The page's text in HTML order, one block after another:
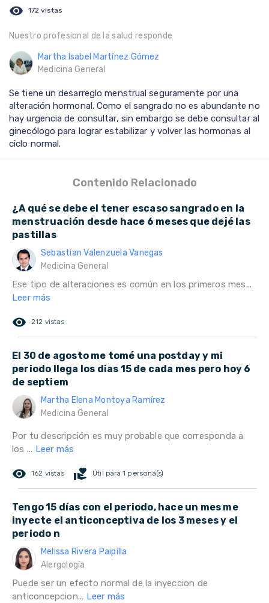
visibility 172 vistas
Nuestro profesional de la salud responde
Martha Isabel Martínez Gómez
Medicina General
Se tiene un desarreglo menstrual seguramente por una
alteración hormonal. Como el sangrado no es abundante no
hay urgencia de consultar, sin embargo se debe consultar al
ginecólogo para lograr estabilizar y volver las hormonas al
ciclo normal.
Contenido Relacionado
¿A qué se debe el tener escaso sangrado en la
menstruación desde hace 6 meses que dejé las
pastillas
Sebastian Valenzuela Vanegas
Medicina General
Ese tipo de alteraciones es común en los primeros mes...
Leer más
remove_red_eye 212 vistas
El 30 de agosto me tomé una postday y mi
periodo llega los dias 15 de cada mes pero hoy 6
de septiem
Martha Elena Montoya Ramírez
Medicina General
Por tu descripción es muy probable que corresponda a
los ... Leer más
remove_red_eye 162 vistas volunteer_activism Útil para 1 persona(s)
Tengo 15 días con el periodo, hace un mes me
inyecte el anticonceptiva de los 3 meses y el
periodo n
Melissa Rivera Paipilla
Alergología
Puede ser un efecto normal de la inyeccion de
anticoncepcion... Leer más